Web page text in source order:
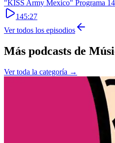
"KISS Army Mexico" Programa 14
145:27
Ver todos los episodios
Más podcasts de
Ver toda la categoría →